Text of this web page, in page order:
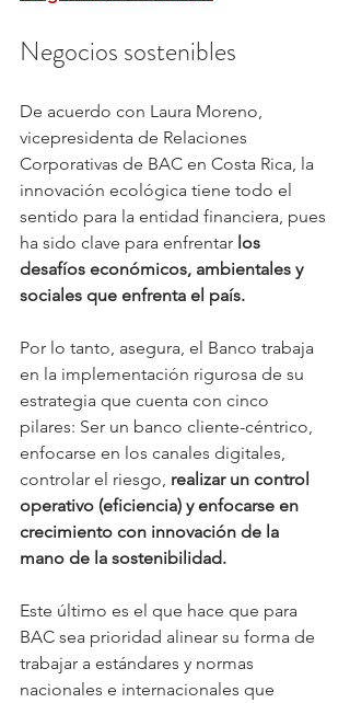
Negocios sostenibles
De acuerdo con Laura Moreno,
vicepresidenta de Relaciones
Corporativas de BAC en Costa Rica, la
innovación ecológica tiene todo el
sentido para la entidad financiera, pues
ha sido clave para enfrentar los
desafíos económicos, ambientales y
sociales que enfrenta el país.
Por lo tanto, asegura, el Banco trabaja
en la implementación rigurosa de su
estrategia que cuenta con cinco
pilares: Ser un banco cliente-céntrico,
enfocarse en los canales digitales,
controlar el riesgo, realizar un control
operativo (eficiencia) y enfocarse en
crecimiento con innovación de la
mano de la sostenibilidad.
Este último es el que hace que para
BAC sea prioridad alinear su forma de
trabajar a estándares y normas
nacionales e internacionales que